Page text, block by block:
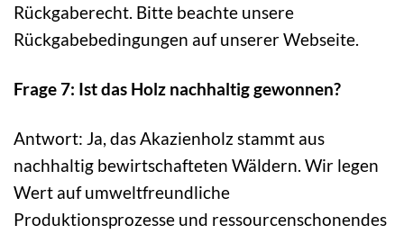
Rückgaberecht. Bitte beachte unsere
Rückgabebedingungen auf unserer Webseite.
Frage 7: Ist das Holz nachhaltig gewonnen?
Antwort: Ja, das Akazienholz stammt aus
nachhaltig bewirtschafteten Wäldern. Wir legen
Wert auf umweltfreundliche
Produktionsprozesse und ressourcenschonendes